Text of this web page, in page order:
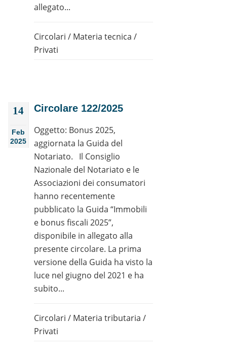
allegato...
Circolari / Materia tecnica /
Privati
14
Feb
2025
Circolare 122/2025
Oggetto: Bonus 2025,
aggiornata la Guida del
Notariato. Il Consiglio
Nazionale del Notariato e le
Associazioni dei consumatori
hanno recentemente
pubblicato la Guida “Immobili
e bonus fiscali 2025”,
disponibile in allegato alla
presente circolare. La prima
versione della Guida ha visto la
luce nel giugno del 2021 e ha
subito...
Circolari / Materia tributaria /
Privati